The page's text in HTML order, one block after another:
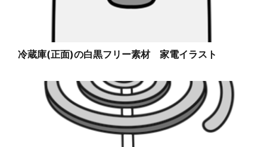
冷蔵庫(正面)の白黒フリー素材 家電イラスト